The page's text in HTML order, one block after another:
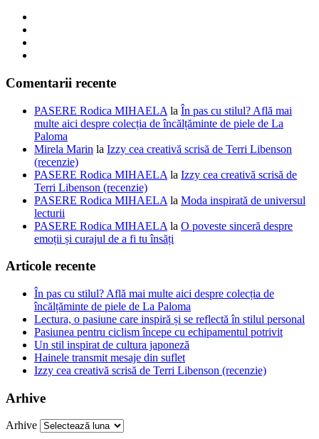
Comentarii recente
PASERE Rodica MIHAELA la În pas cu stilul? Află mai
multe aici despre colecția de încălțăminte de piele de La
Paloma
Mirela Marin la Izzy cea creativă scrisă de Terri Libenson
(recenzie)
PASERE Rodica MIHAELA la Izzy cea creativă scrisă de
Terri Libenson (recenzie)
PASERE Rodica MIHAELA la Moda inspirată de universul
lecturii
PASERE Rodica MIHAELA la O poveste sinceră despre
emoții și curajul de a fi tu însăți
Articole recente
În pas cu stilul? Află mai multe aici despre colecția de
încălțăminte de piele de La Paloma
Lectura, o pasiune care inspiră și se reflectă în stilul personal
Pasiunea pentru ciclism începe cu echipamentul potrivit
Un stil inspirat de cultura japoneză
Hainele transmit mesaje din suflet
Izzy cea creativă scrisă de Terri Libenson (recenzie)
Arhive
Arhive